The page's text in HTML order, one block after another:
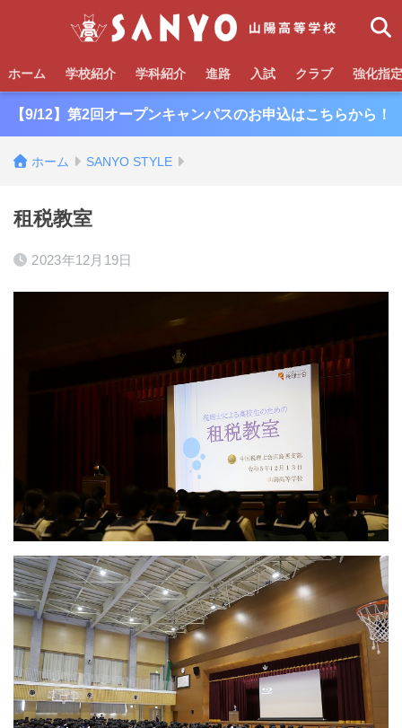
ホーム 学校紹介 学科紹介 進路 入試 クラブ 強化指
【9/12】第2回オープンキャンパスのお申込はこちらから！
ホーム SANYO STYLE
租税教室
2023年12月19日